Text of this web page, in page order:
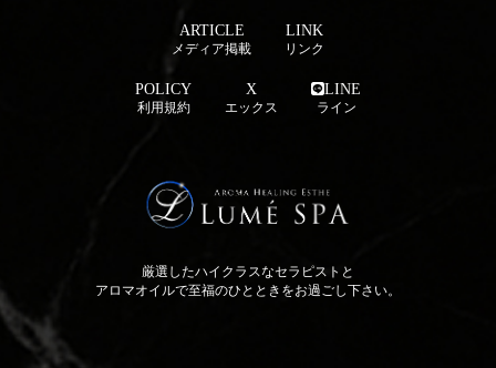
ARTICLE
メディア掲載
LINK
リンク
POLICY
利用規約
X
エックス
LINE
ライン
厳選したハイクラスなセラピストと
アロマオイルで至福のひとときをお過ごし下さい。